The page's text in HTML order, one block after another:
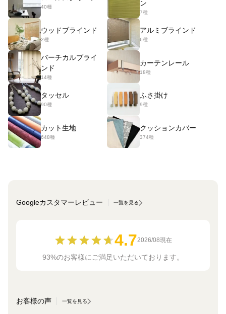
40種 ン
7種
ウッドブラインド
2種
アルミブラインド
6種
バーチカルブライ
ンド
14種
カーテンレール
18種
タッセル
90種
ふさ掛け
9種
カット生地
648種
クッションカバー
374種
Googleカスタマーレビュー 一覧を見る
4.72026/08現在
93%のお客様にご満足いただいております。
お客様の声 一覧を見る